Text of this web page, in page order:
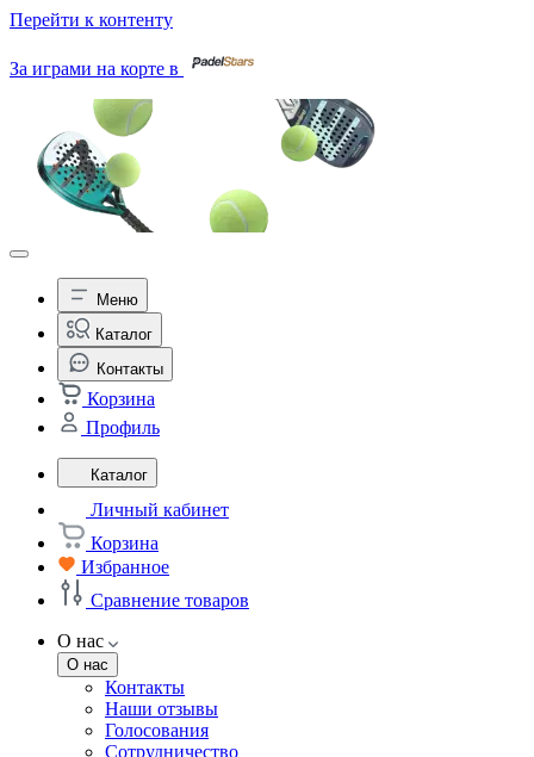
Перейти к контенту
За играми на корте в
Меню
Каталог
Контакты
Корзина
Профиль
Каталог
Личный кабинет
Корзина
Избранное
Сравнение товаров
О нас
О нас
Контакты
Наши отзывы
Голосования
Сотрудничество